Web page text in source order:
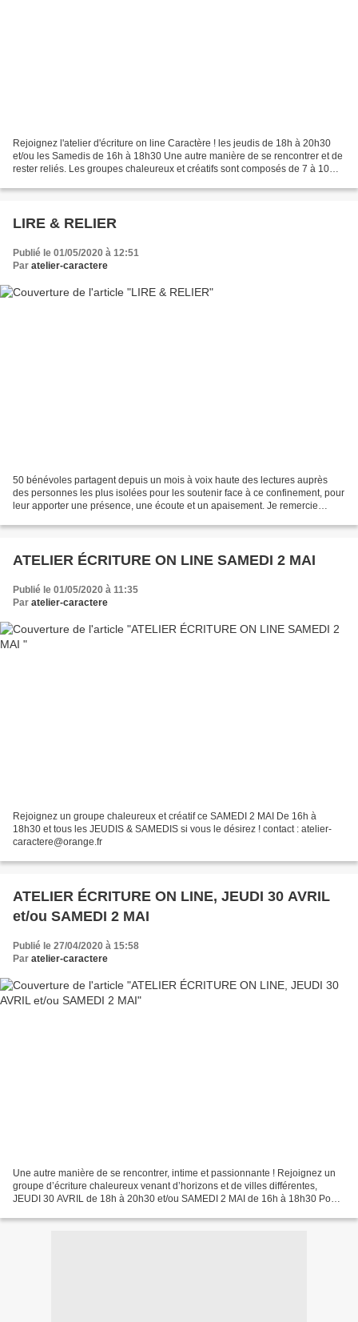
Rejoignez l'atelier d'écriture on line Caractère ! les jeudis de 18h à 20h30
et/ou les Samedis de 16h à 18h30 Une autre manière de se rencontrer et de
rester reliés. Les groupes chaleureux et créatifs sont composés de 7 à 10
LIRE & RELIER
Publié le 01/05/2020 à 12:51
Par atelier-caractere
50 bénévoles partagent depuis un mois à voix haute des lectures auprès
des personnes les plus isolées pour les soutenir face à ce confinement, pour
leur apporter une présence, une écoute et un apaisement. Je remercie
ATELIER ÉCRITURE ON LINE SAMEDI 2 MAI
Publié le 01/05/2020 à 11:35
Par atelier-caractere
Rejoignez un groupe chaleureux et créatif ce SAMEDI 2 MAI De 16h à
18h30 et tous les JEUDIS & SAMEDIS si vous le désirez ! contact : atelier-
caractere@orange.fr
ATELIER ÉCRITURE ON LINE, JEUDI 30 AVRIL
et/ou SAMEDI 2 MAI
Publié le 27/04/2020 à 15:58
Par atelier-caractere
Une autre manière de se rencontrer, intime et passionnante ! Rejoignez un
groupe d’écriture chaleureux venant d’horizons et de villes différentes,
JEUDI 30 AVRIL de 18h à 20h30 et/ou SAMEDI 2 MAI de 16h à 18h30 Pour